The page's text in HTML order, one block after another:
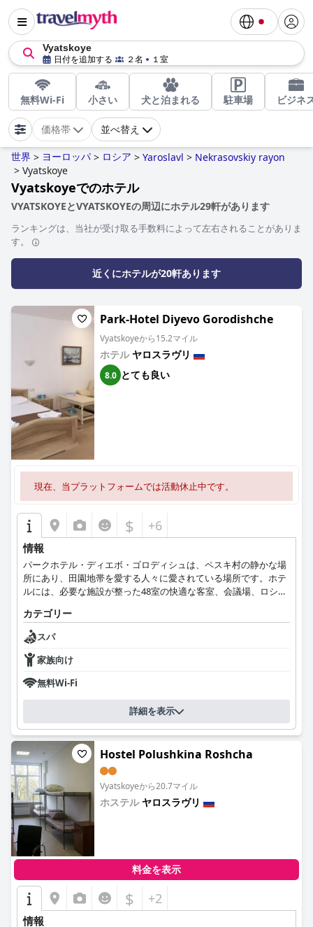
Vyatskoye
日付を追加する ２名 １室
無料Wi-Fi 小さい 犬と泊まれる 駐車場 ビジネ
価格帯 並べ替え
世界 > ヨーロッパ > ロシア > Yaroslavl > Nekrasovskiy rayon
> Vyatskoye
Vyatskoyeでのホテル
VYATSKOYEとVYATSKOYEの周辺にホテル29軒があります
ランキングは、当社が受け取る手数料によって左右されることがありま
す。
近くにホテルが20軒あります
Park-Hotel Diyevo Gorodishche
Vyatskoyeから15.2マイル
ホテル ヤロスラヴリ
8.0 とても良い
現在、当プラットフォームでは活動休止中です。
$ +6
情報
パークホテル・ディエボ・ゴロディシュは、ペスキ村の静かな場
所にあり、田園地帯を愛する人々に愛されている場所です。ホテ
ルには、必要な施設が整った48室の快適な客室、会議場、ロシア
サウナ、トルコ式風呂を備えたスパセンターがあります。旅行者
一人一人への配慮と献身が、当ホテルの主な価値です。
カテゴリー
スパ
家族向け
無料Wi-Fi
詳細を表示
Hostel Polushkina Roshcha
Vyatskoyeから20.7マイル
ホステル ヤロスラヴリ
料金を表示
$ +2
情報